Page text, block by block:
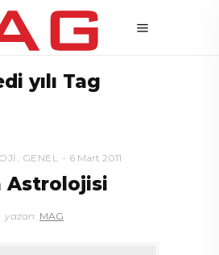
yılı Tag
, GENEL 6 Mart 2011
Astrolojisi
yazan: MAG